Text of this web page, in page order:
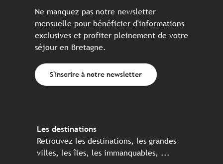
Ne manquez pas notre newsletter
mensuelle pour bénéficier d'informations
exclusives et profiter pleinement de votre
séjour en Bretagne.
S'inscrire à notre newsletter
Les destinations
Retrouvez les destinations, les grandes
villes, les îles, les immanquables, ...